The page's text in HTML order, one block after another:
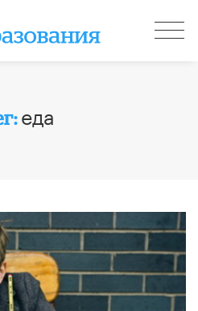
еда